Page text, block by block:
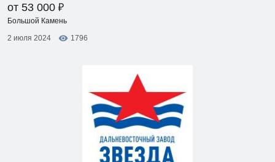
от 53 000 ₽
Большой Камень
2 июля 2024
1796